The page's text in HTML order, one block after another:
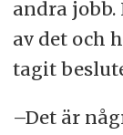
andra
av det och
tagit
–Det är